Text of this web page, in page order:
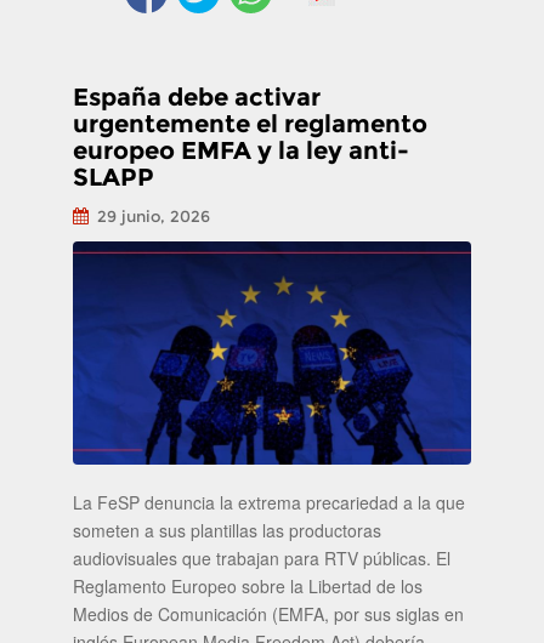
España debe activar
urgentemente el reglamento
europeo EMFA y la ley anti-
SLAPP
29 junio, 2026
La FeSP denuncia la extrema precariedad a la que
someten a sus plantillas las productoras
audiovisuales que trabajan para RTV públicas. El
Reglamento Europeo sobre la Libertad de los
Medios de Comunicación (EMFA, por sus siglas en